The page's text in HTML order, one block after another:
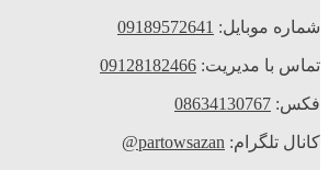
موبایل:09189572641
با مدیریت:09128182466
08634130767
تلگرام:partowsazan@